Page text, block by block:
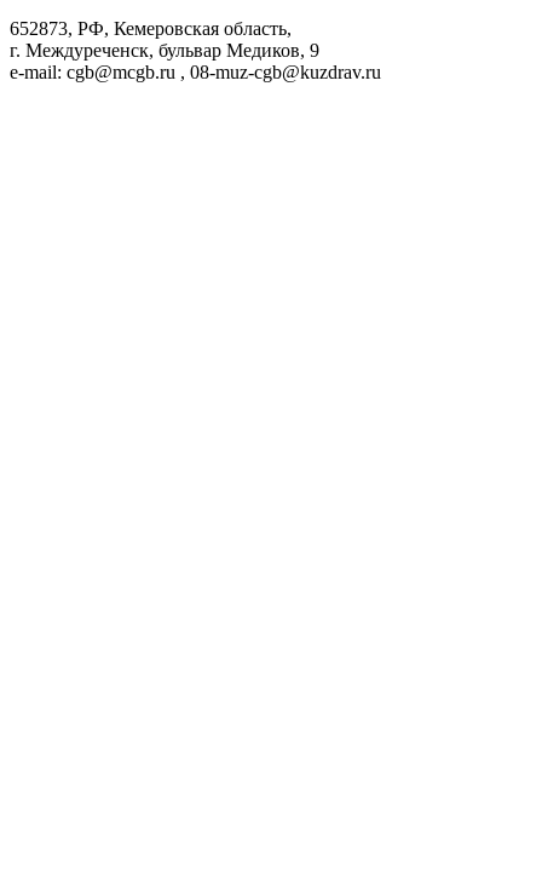
652873, РФ, Кемеровская область,
г. Междуреченск, бульвар Медиков, 9
e-mail: cgb@mcgb.ru , 08-muz-cgb@kuzdrav.ru